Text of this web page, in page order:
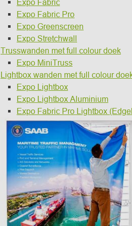
Expo Fabric
Expo Fabric Pro
Expo Greenscreen
Expo Stretchwall
Trusswanden met full colour doek
Expo MiniTruss
Lightbox wanden met full colour
Expo Lightbox
Expo Lightbox Aluminium
Expo Fabric Pro Lightbox